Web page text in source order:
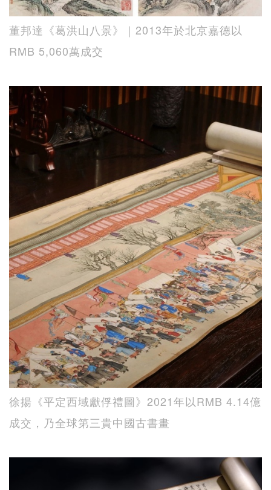
董邦達《葛洪山八景》｜2013年於北京嘉德以
RMB 5,060萬成交
徐揚《平定西域獻俘禮圖》2021年以RMB 4.14億
成交，乃全球第三貴中國古書畫